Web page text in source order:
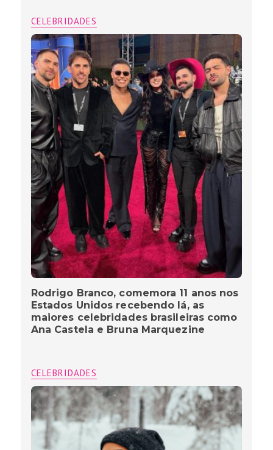
CELEBRIDADES
Rodrigo Branco, comemora 11 anos nos
Estados Unidos recebendo lá, as
maiores celebridades brasileiras como
Ana Castela e Bruna Marquezine
CELEBRIDADES